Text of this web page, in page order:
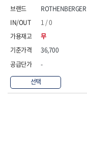
ROTHENBERGER
1 / 0
무
36,700
-
선택